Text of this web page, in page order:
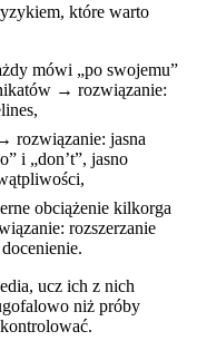
które warto
mówi „po swojemu”
→ rozwiązanie:
rozwiązanie: jasna
i „don’t”, jasno
obciążenie kilkorga
rozszerzanie
ucz ich z nich
niż próby